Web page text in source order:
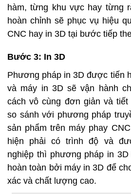
hàm, từng khu vực hay từng
hoàn chỉnh sẽ phục vụ hiệu
CNC hay in 3D tại bước tiếp
Bước 3: In 3D
Phương pháp in 3D được tiến
và máy in 3D sẽ vận hành
cách vô cùng đơn giản và
so sánh với phương pháp
sản phẩm trên máy phay
hiện phải có trình độ và
nghiệp thì phương pháp in
hoàn toàn bởi máy in 3D để
xác và chất lượng cao.